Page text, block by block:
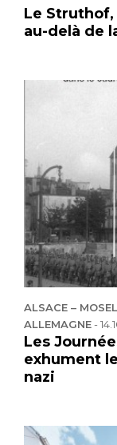
Le
au-delà de
ALSACE –
ALLEMAGNE-
Les
exhument
nazi